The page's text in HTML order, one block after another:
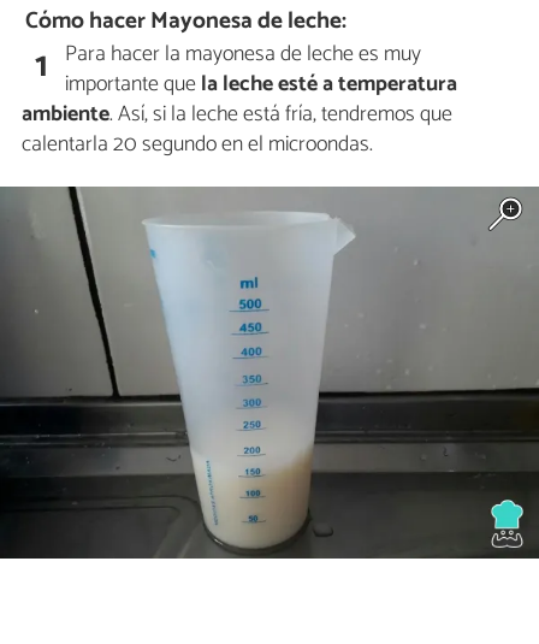
Cómo hacer Mayonesa de leche:
1 Para hacer la mayonesa de leche es muy
importante quela leche esté a temperatura
ambiente. Así, si la leche está fría, tendremos que
calentarla 20 segundo en el microondas.